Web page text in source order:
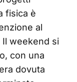
fisica è
al
weekend si
con una
dovuta